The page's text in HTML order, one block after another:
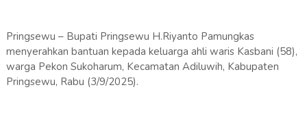
Pringsewu – Bupati Pringsewu H.Riyanto Pamungkas
menyerahkan bantuan kepada keluarga ahli waris Kasbani (58),
warga Pekon Sukoharum, Kecamatan Adiluwih, Kabupaten
Pringsewu, Rabu (3/9/2025).